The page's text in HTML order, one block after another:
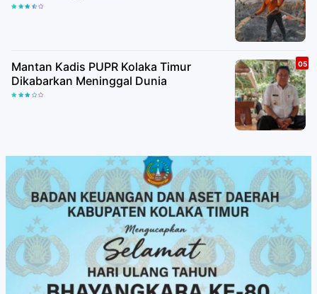
Mantan Kadis PUPR Kolaka Timur
Dikabarkan Meninggal Dunia